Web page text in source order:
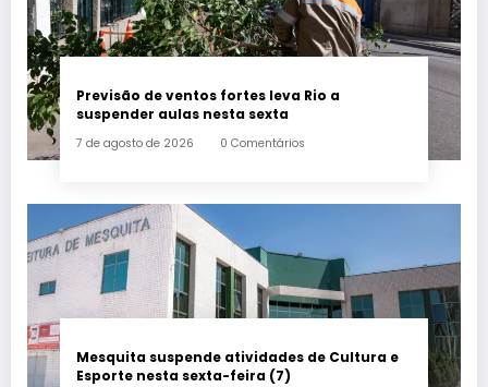
Previsão de ventos fortes leva Rio a
suspender aulas nesta sexta
7 de agosto de 2026 0 Comentários
Mesquita suspende atividades de Cultura e
Esporte nesta sexta-feira (7)